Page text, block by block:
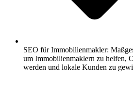
SEO für Immobilienmakler:
um Immobilienmaklern zu helfen,
werden und lokale Kunden zu